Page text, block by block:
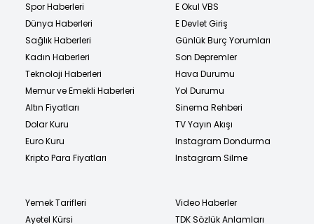
Spor Haberleri
Dünya Haberleri
Sağlık Haberleri
Kadın Haberleri
Teknoloji Haberleri
Memur ve Emekli Haberleri
Altın Fiyatları
Dolar Kuru
Euro Kuru
Kripto Para Fiyatları
E Okul VBS
E Devlet Giriş
Günlük Burç Yorumları
Son Depremler
Hava Durumu
Yol Durumu
Sinema Rehberi
TV Yayın Akışı
Instagram Dondurma
Instagram Silme
Yemek Tarifleri
Ayetel Kürsi
Video Haberler
TDK Sözlük Anlamları